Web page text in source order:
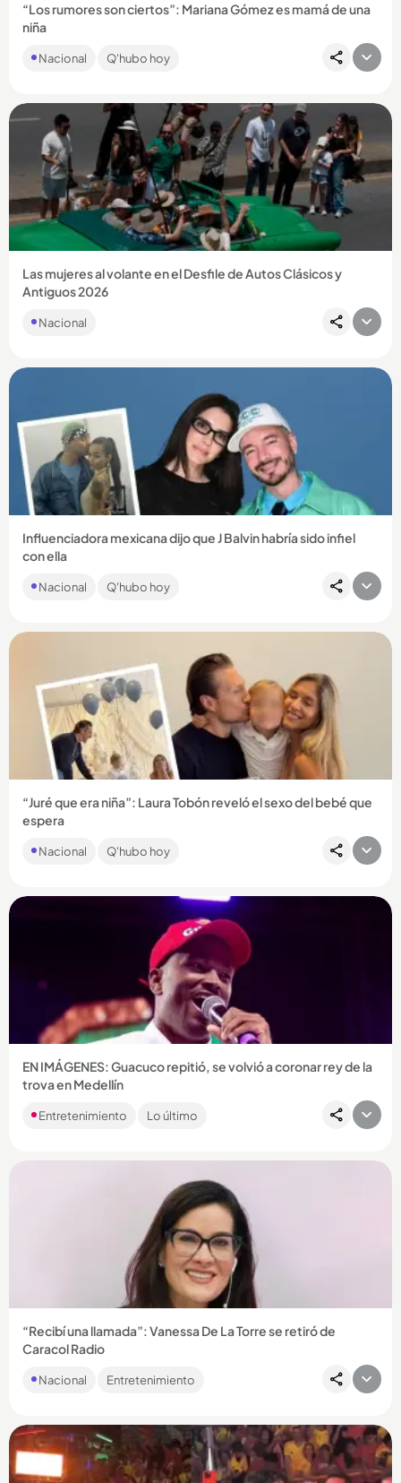
“Los rumores son ciertos”: Mariana Gómez es mamá de una
niña
primera hija de la actriz que interpretó a Irma en ‘La reina del
Nacional Q'hubo hoy
Compartir Noticia
Las mujeres al volante en el Desfile de Autos Clásicos y
Antiguos 2026
tomaron-el-volante-en-el-desfile-de-autos-clasicos-y-
Nacional
Compartir Noticia
Influenciadora mexicana dijo que J Balvin habría sido infiel
con ella
publicaciones con el cantante en sus redes sociales....
Nacional Q'hubo hoy
Compartir Noticia
“Juré que era niña”: Laura Tobón reveló el sexo del bebé que
espera
Con un video en el que aparece junto a amigos y familiares, la
presentadora les confirmó a sus seguidores el sexo del
Nacional Q'hubo hoy
Compartir Noticia
EN IMÁGENES: Guacuco repitió, se volvió a coronar rey de la
trova en Medellín
consecutivo con el primer lugar del Festival Nacional de la
Entretenimiento Lo último
Compartir Noticia
“Recibí una llamada”: Vanessa De La Torre se retiró de
Caracol Radio
periodista caleña contó que aceptó una oferta que cambiará
Nacional Entretenimiento